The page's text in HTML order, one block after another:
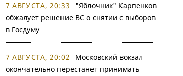
7 АВГУСТА, 20:33
"Яблочник" Карпенков
обжалует решение ВС о снятии с выборов
в Госдуму
7 АВГУСТА, 20:02
Московский вокзал
окончательно перестанет принимать